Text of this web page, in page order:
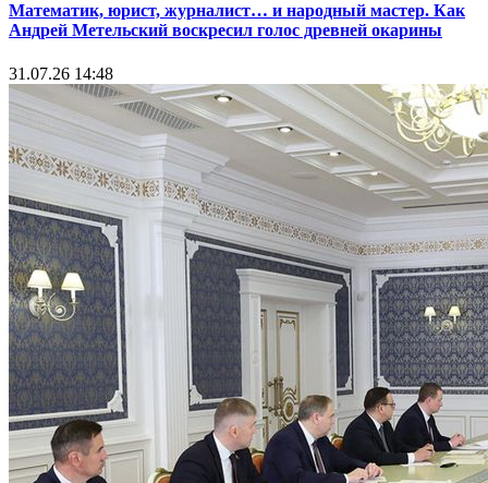
Математик, юрист, журналист… и народный мастер. Как
Андрей Метельский воскресил голос древней окарины
31.07.26 14:48